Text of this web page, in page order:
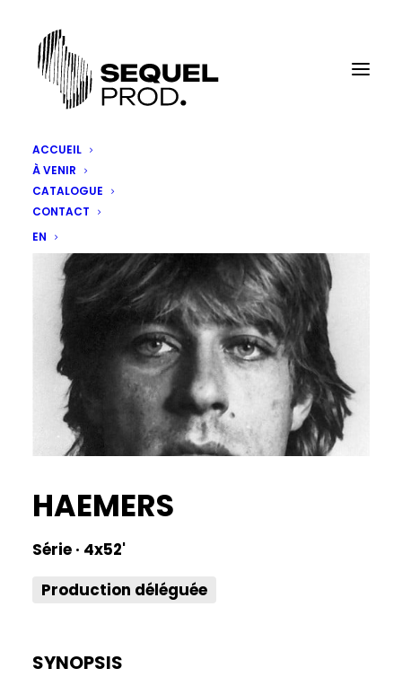
ACCUEIL
À VENIR
CATALOGUE
CONTACT
EN
HAEMERS
Série · 4x52'
Production déléguée
SYNOPSIS